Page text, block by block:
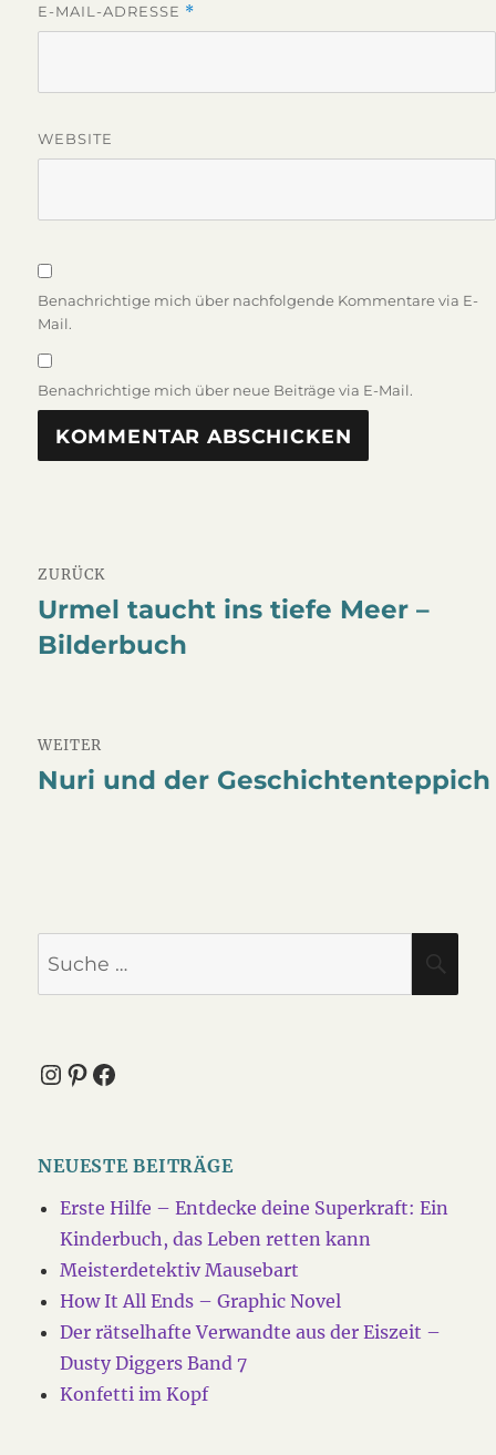
E-MAIL-ADRESSE *
WEBSITE
Benachrichtige mich über nachfolgende Kommentare via E-
Mail.
Benachrichtige mich über neue Beiträge via E-Mail.
ZURÜCK
Vorheriger
Beitrag:
Urmel taucht ins tiefe Meer –
Bilderbuch
WEITER
Nächster
Nuri und der Geschichtenteppich
Instagram
Pinterest
Facebook
NEUESTE BEITRÄGE
Erste Hilfe – Entdecke deine Superkraft: Ein
Kinderbuch, das Leben retten kann
Meisterdetektiv Mausebart
How It All Ends – Graphic Novel
Der rätselhafte Verwandte aus der Eiszeit –
Dusty Diggers Band 7
Konfetti im Kopf